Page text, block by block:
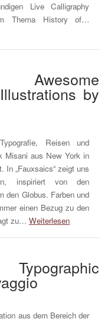
Live Calligraphy
Thema History of…
by
Reisen und
Misani aus New York in
In „Fauxsaics“ zeigt uns
inspiriert von den
den Globus. Farben und
einen Bezug zu den
zu… Weiterlesen
aus dem Bereich der